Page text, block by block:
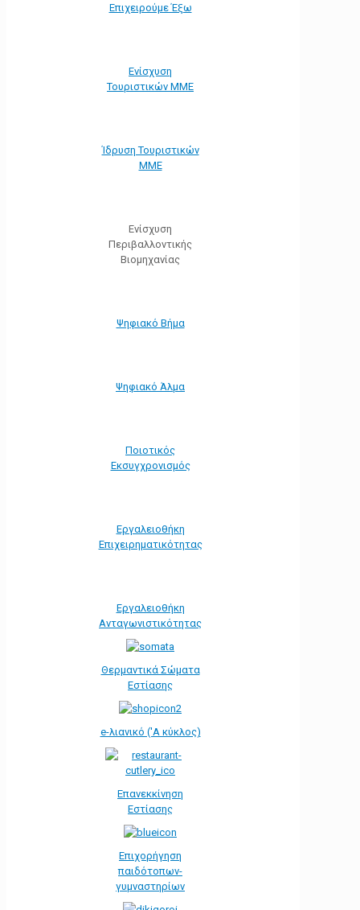
Επιχειρούμε Έξω
Ενίσχυση
Τουριστικών ΜΜΕ
Ίδρυση Τουριστικών
ΜΜΕ
Ενίσχυση
Περιβαλλοντικής
Βιομηχανίας
Ψηφιακό Βήμα
Ψηφιακό Άλμα
Ποιοτικός
Εκσυγχρονισμός
Εργαλειοθήκη
Eπιχειρηματικότητας
Εργαλειοθήκη
Ανταγωνιστικότητας
Θερμαντικά Σώματα
Εστίασης
e-λιανικό ('Α κύκλος)
Επανεκκίνηση
Εστίασης
Επιχορήγηση
παιδότοπων-
γυμναστηρίων